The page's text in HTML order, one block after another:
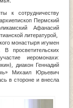
к сотрудничеству
Пермский
Афанасий
литературой,
монастыря игумен
просветительских
иеромонахи:
диакон Геннадий
Михаил Юрьевич
в стороне и внесла